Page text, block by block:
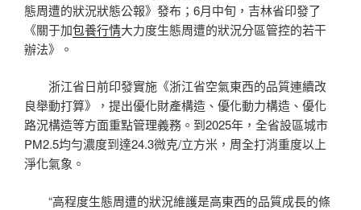
態周遭的狀況狀態公報》發布；6月中旬，吉林省印發了
《關于加包養行情大力度生態周遭的狀況分區管控的若干
辦法》。
浙江省日前印發實施《浙江省空氣東西的品質連續改
良舉動打算》，提出優化財產構造、優化動力構造、優化
路況構造等方面重點管理義務。到2025年，全省設區城市
PM2.5均勻濃度到達24.3微克/立方米，周全打消重度以上
淨化氣象。
“高程度生態周遭的狀況維護是高東西的品質成長的條